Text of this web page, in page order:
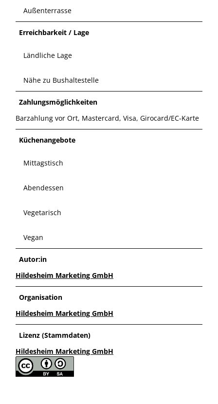
Außenterrasse
Erreichbarkeit / Lage
Ländliche Lage
Nähe zu Bushaltestelle
Zahlungsmöglichkeiten
Barzahlung vor Ort, Mastercard, Visa, Girocard/EC-Karte
Küchenangebote
Mittagstisch
Abendessen
Vegetarisch
Vegan
Autor:in
Hildesheim Marketing GmbH
Organisation
Hildesheim Marketing GmbH
Lizenz (Stammdaten)
Hildesheim Marketing GmbH